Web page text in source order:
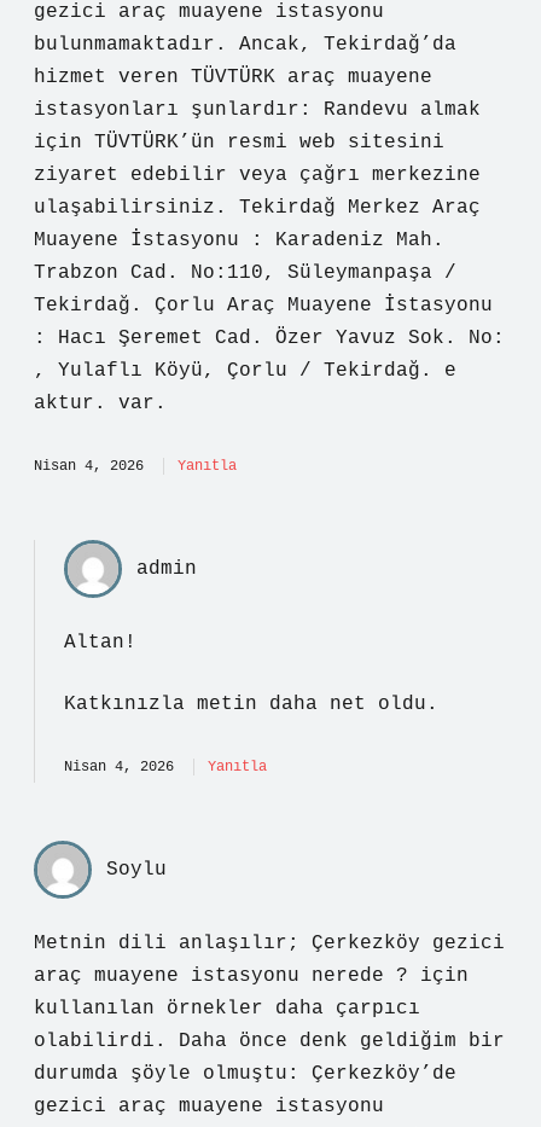
gezici araç muayene istasyonu
bulunmamaktadır. Ancak, Tekirdağ’da
hizmet veren TÜVTÜRK araç muayene
istasyonları şunlardır: Randevu almak
için TÜVTÜRK’ün resmi web sitesini
ziyaret edebilir veya çağrı merkezine
ulaşabilirsiniz. Tekirdağ Merkez Araç
Muayene İstasyonu : Karadeniz Mah.
Trabzon Cad. No:110, Süleymanpaşa /
Tekirdağ. Çorlu Araç Muayene İstasyonu
: Hacı Şeremet Cad. Özer Yavuz Sok. No:
, Yulaflı Köyü, Çorlu / Tekirdağ. e
aktur. var.
Nisan 4, 2026 Yanıtla
admin
Altan!
Katkınızla metin daha net oldu.
Nisan 4, 2026 Yanıtla
Soylu
Metnin dili anlaşılır; Çerkezköy gezici
araç muayene istasyonu nerede ? için
kullanılan örnekler daha çarpıcı
olabilirdi. Daha önce denk geldiğim bir
durumda şöyle olmuştu: Çerkezköy’de
gezici araç muayene istasyonu